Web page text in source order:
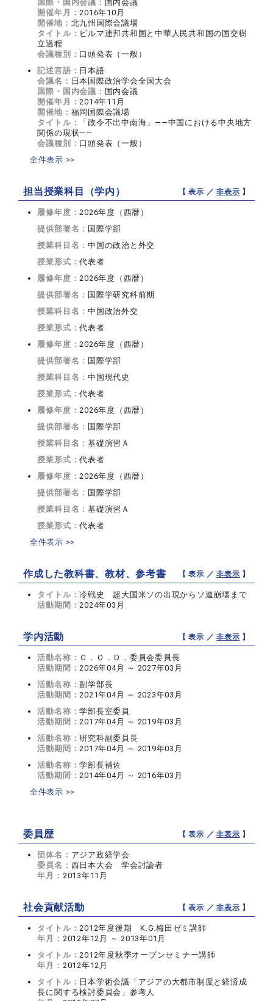
国際・国内会議： 国内会議
開催年月：2016年10月
開催地： 北九州国際会議場
タイトル： ビルマ連邦共和国と中華人民共和国の国交樹
立過程
会議種別： 口頭発表（一般）
記述言語： 日本語
会議名： 日本国際政治学会全国大会
国際・国内会議： 国内会議
開催年月：2014年11月
開催地： 福岡国際会議場
タイトル：
「政令不出中南海」——中国における中央地方
関係の現状——
会議種別： 口頭発表（一般）
全件表示 >>
担当授業科目（学内） 【 表示 ／非表示 】
履修年度：2026年度（西暦）
提供部署名： 国際学部
授業科目名：中国の政治と外交
授業形式：代表者
履修年度：2026年度（西暦）
提供部署名： 国際学研究科前期
授業科目名：中国政治外交
授業形式：代表者
履修年度：2026年度（西暦）
提供部署名： 国際学部
授業科目名：中国現代史
授業形式：代表者
履修年度：2026年度（西暦）
提供部署名： 国際学部
授業科目名：基礎演習Ａ
授業形式：代表者
履修年度：2026年度（西暦）
提供部署名： 国際学部
授業科目名：基礎演習Ａ
授業形式：代表者
全件表示 >>
作成した教科書、教材、参考書 【 表示 ／非表示 】
タイトル：冷戦史 超大国米ソの出現からソ連崩壊まで
活動期間：2024年03月
学内活動 【 表示 ／非表示 】
活動名称： Ｃ．Ｏ．Ｄ．委員会委員長
活動期間：2026年04月 ～ 2027年03月
活動名称：副学部長
活動期間：2021年04月 ～ 2023年03月
活動名称：学部長室委員
活動期間：2017年04月 ～ 2019年03月
活動名称：研究科副委員長
活動期間：2017年04月 ～ 2019年03月
活動名称：学部長補佐
活動期間：2014年04月 ～ 2016年03月
全件表示 >>
委員歴 【 表示 ／非表示 】
団体名： アジア政経学会
委員名： 西日本大会 学会討論者
年月： 2013年11月
社会貢献活動 【 表示 ／非表示 】
タイトル：2012年度後期 K.G.梅田ゼミ講師
年月： 2012年12月 ～ 2013年01月
タイトル：2012年度秋季オープンセミナー講師
年月： 2012年12月
タイトル： 日本学術会議「アジアの大都市制度と経済成
長に関する検討委員会」参考人